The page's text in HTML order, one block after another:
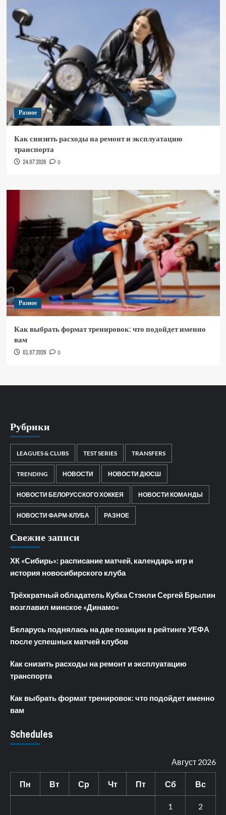
Разное
Как снизить расходы на ремонт и эксплуатацию
транспорта
24.07.2026 0
Разное
Как выбрать формат тренировок: что подойдет именно
вам
01.07.2026 0
Рубрики
LEAGUES & CLUBS TEST SERIES TRANSFERS
TRENDING НОВОСТИ НОВОСТИ ДЮСШ
НОВОСТИ БЕЛОРУССКОГО ХОККЕЯ НОВОСТИ КОМАНДЫ
НОВОСТИ ФАРМ-КЛУБА РАЗНОЕ
Свежие записи
ХК «Сибирь»: расписание матчей, календарь игр и
история новосибирского клуба
Трёхкратный обладатель Кубка Стэнли Сергей Брылин
возглавил минское «Динамо»
Беларусь поднялась на две позиции в рейтинге УЕФА
после успешных матчей клубов
Как снизить расходы на ремонт и эксплуатацию
транспорта
Как выбрать формат тренировок: что подойдет именно
вам
Schedules
Август 2026
Пн Вт Ср Чт Пт Сб Вс
1 2